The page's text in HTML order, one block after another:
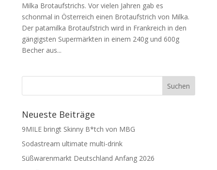
Milka Brotaufstrichs. Vor vielen Jahren gab es
schonmal in Österreich einen Brotaufstrich von Milka.
Der patamilka Brotaufstrich wird in Frankreich in den
gängigsten Supermärkten in einem 240g und 600g
Becher aus...
Neueste Beiträge
9MILE bringt Skinny B*tch von MBG
Sodastream ultimate multi-drink
Süßwarenmarkt Deutschland Anfang 2026